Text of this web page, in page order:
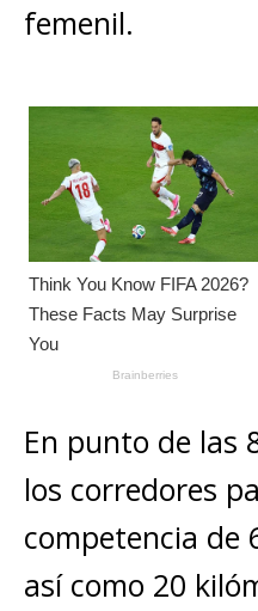
femenil.
En punto de las
los corredores
competencia de
así como 20